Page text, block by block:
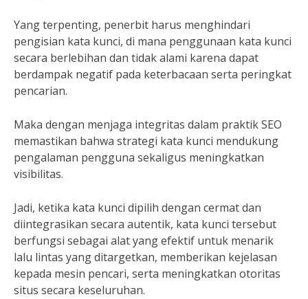
Yang terpenting, penerbit harus menghindari
pengisian kata kunci, di mana penggunaan kata kunci
secara berlebihan dan tidak alami karena dapat
berdampak negatif pada keterbacaan serta peringkat
pencarian.
Maka dengan menjaga integritas dalam praktik SEO
memastikan bahwa strategi kata kunci mendukung
pengalaman pengguna sekaligus meningkatkan
visibilitas.
Jadi, ketika kata kunci dipilih dengan cermat dan
diintegrasikan secara autentik, kata kunci tersebut
berfungsi sebagai alat yang efektif untuk menarik
lalu lintas yang ditargetkan, memberikan kejelasan
kepada mesin pencari, serta meningkatkan otoritas
situs secara keseluruhan.